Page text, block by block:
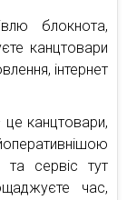
блокнота,
канцтовари
інтернет
це канцтовари,
та сервіс тут
час,